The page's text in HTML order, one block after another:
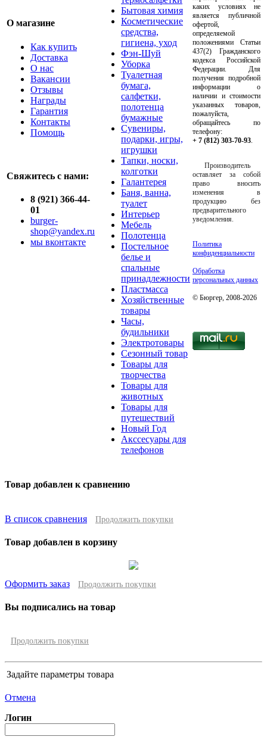
О магазине
Как купить
Доставка
О нас
Вакансии
Отзывы
Награды
Гарантия
Контакты
Помощь
Свяжитесь с нами:
8 (921) 366-44-
01
burger-
shop@yandex.ru
мы вконтакте
Бытовая химия
Косметические
средства,
гигиена, уход
Фэн-Шуй
Уборка
Туалетная
бумага,
салфетки,
полотенца
бумажные
Сувениры,
подарки, игры,
игрушки
Тапки, носки,
колготки
Галантерея
Баня, ванна,
туалет
Интерьер
Мебель
Полотенца
Постельное
белье и
спальные
принадлежности
Пластмасса
Хозяйственные
товары
Часы,
будильники
Электротовары
Сезонный товар
Товары для
творчества
Товары для
животных
Товары для
путешествий
Новый Год
Акссесуары для
телефонов
каких условиях не
является публичной
офертой,
определяемой
положениями Статьи
437(2) Гражданского
кодекса Российской
Федерации. Для
получения подробной
информации о
наличии и стоимости
указанных товаров,
пожалуйста,
обращайтесь по
телефону:
+ 7 (812) 303-70-93
Производитель
оставляет за собой
право вносить
изменения в
продукцию без
предварительного
уведомления.
Политика
конфиденциальности
Обработка
персональных данных
© Бюргер, 2008-2026
Товар добавлен к сравнению
В список сравнения Продолжить покупки
Товар добавлен в корзину
Оформить заказ Продолжить покупки
Вы подписались на товар
Продолжить покупки
Задайте параметры товара
Отмена
Логин